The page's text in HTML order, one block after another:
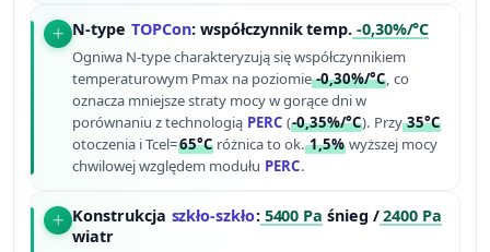
N-type TOPCon: współczynnik temp. -0,30%/°C
Ogniwa N-type charakteryzują się współczynnikiem
temperaturowym Pmax na poziomie-0,30%/°C, co
oznacza mniejsze straty mocy w gorące dni w
porównaniu z technologią PERC (-0,35%/°C). Przy35°C
otoczenia i Tcel=65°C różnica to ok.1,5% wyższej mocy
chwilowej względem modułu PERC.
Konstrukcja szkło-szkło:5400 Pa śnieg /2400 Pa
wiatr